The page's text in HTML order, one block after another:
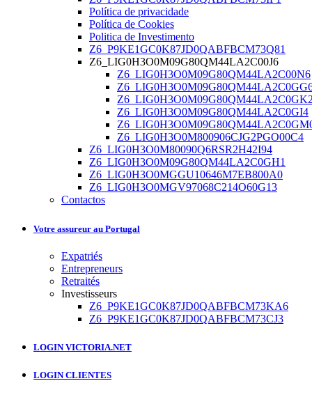
Política de privacidade
Política de Cookies
Politica de Investimento
Z6_P9KE1GC0K87JD0QABFBCM73Q81
Z6_LIG0H3O0M09G80QM44LA2C00J6
Z6_LIG0H3O0M09G80QM44LA2C00N6
Z6_LIG0H3O0M09G80QM44LA2C0GI4
Z6_LIG0H3O0M800906CJG2PGO00C4
Z6_LIG0H3O0M80090Q6RSR2H42I94
Z6_LIG0H3O0M09G80QM44LA2C0GH1
Z6_LIG0H3O0MGGU10646M7EB800A0
Z6_LIG0H3O0MGV97068C214O60G13
Contactos
Votre assureur au Portugal
Expatriés
Entrepreneurs
Retraités
Investisseurs
Z6_P9KE1GC0K87JD0QABFBCM73KA6
Z6_P9KE1GC0K87JD0QABFBCM73CJ3
LOGIN VICTORIA.NET
LOGIN CLIENTES